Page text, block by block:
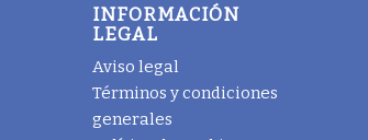
INFORMACIÓN
LEGAL
Aviso legal
Términos y condiciones
generales